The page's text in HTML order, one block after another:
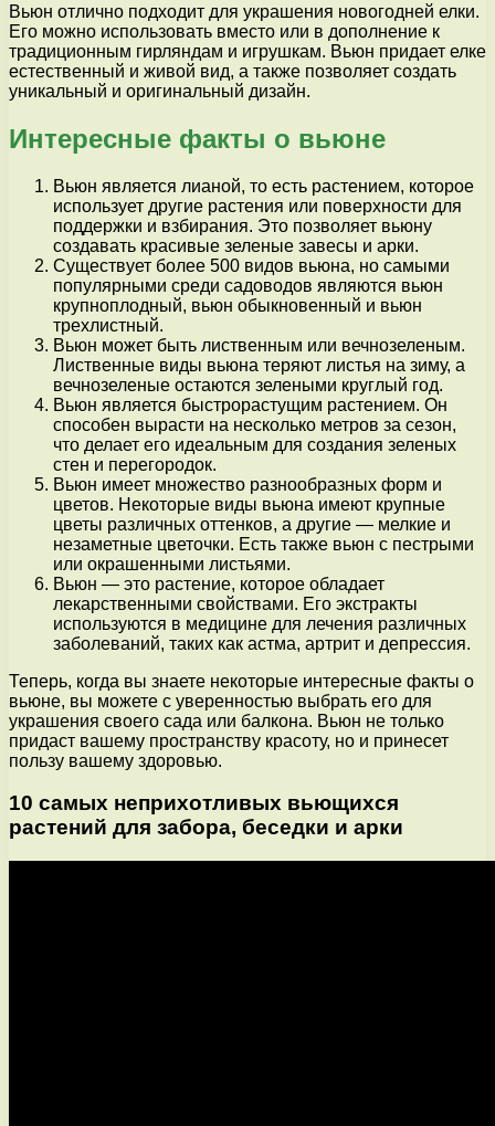
Вьюн отлично подходит для украшения новогодней елки.
Его можно использовать вместо или в дополнение к
традиционным гирляндам и игрушкам. Вьюн придает елке
естественный и живой вид, а также позволяет создать
уникальный и оригинальный дизайн.
Интересные факты о вьюне
Вьюн является лианой, то есть растением, которое
использует другие растения или поверхности для
поддержки и взбирания. Это позволяет вьюну
создавать красивые зеленые завесы и арки.
Существует более 500 видов вьюна, но самыми
популярными среди садоводов являются вьюн
крупноплодный, вьюн обыкновенный и вьюн
трехлистный.
Вьюн может быть лиственным или вечнозеленым.
Лиственные виды вьюна теряют листья на зиму, а
вечнозеленые остаются зелеными круглый год.
Вьюн является быстрорастущим растением. Он
способен вырасти на несколько метров за сезон,
что делает его идеальным для создания зеленых
стен и перегородок.
Вьюн имеет множество разнообразных форм и
цветов. Некоторые виды вьюна имеют крупные
цветы различных оттенков, а другие — мелкие и
незаметные цветочки. Есть также вьюн с пестрыми
или окрашенными листьями.
Вьюн — это растение, которое обладает
лекарственными свойствами. Его экстракты
используются в медицине для лечения различных
заболеваний, таких как астма, артрит и депрессия.
Теперь, когда вы знаете некоторые интересные факты о
вьюне, вы можете с уверенностью выбрать его для
украшения своего сада или балкона. Вьюн не только
придаст вашему пространству красоту, но и принесет
пользу вашему здоровью.
10 самых неприхотливых вьющихся
растений для забора, беседки и арки